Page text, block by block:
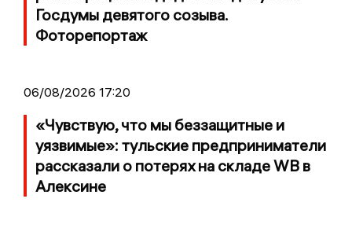
Госдумы девятого созыва.
Фоторепортаж
06/08/2026 17:20
«Чувствую, что мы беззащитные и
уязвимые»: тульские предприниматели
рассказали о потерях на складе WB в
Алексине